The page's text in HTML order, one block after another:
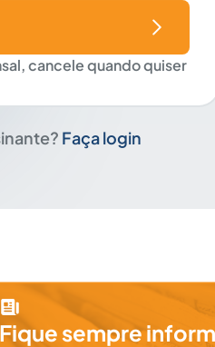
cancele quando quiser
Faça login
Fique sempre